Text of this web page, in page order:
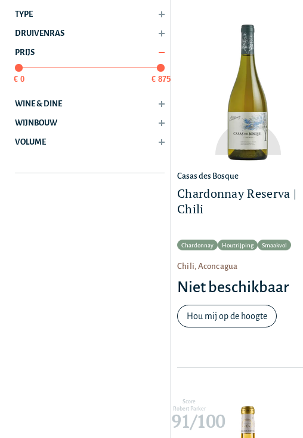
TYPE
DRUIVENRAS
PRIJS
€ 0 € 875
WINE & DINE
WIJNBOUW
VOLUME
Casas des Bosque
Chardonnay Reserva |
Chili
Chardonnay Houtrijping Smaakvol
Chili, Aconcagua
Niet beschikbaar
Hou mij op de hoogte
Score
Robert Parker
91/100